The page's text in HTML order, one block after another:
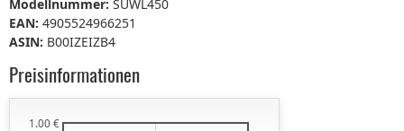
Modellnummer: SUWL450
EAN: 4905524966251
ASIN: B00IZEIZB4
Preisinformationen
1.00 €